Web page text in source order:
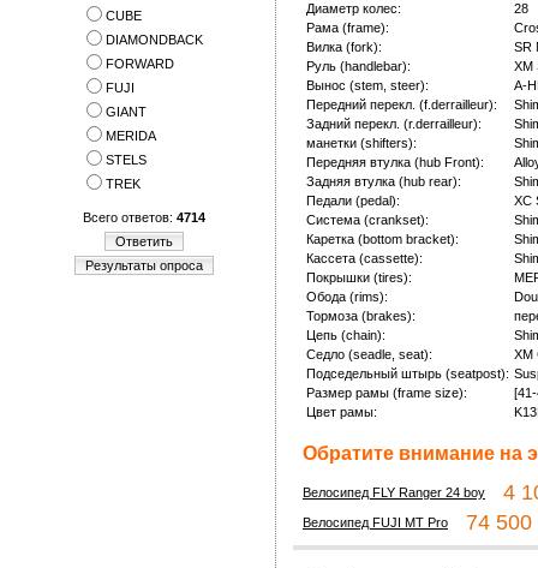
CUBE
DIAMONDBACK
FORWARD
FUJI
GIANT
MERIDA
STELS
TREK
Всего ответов: 4714
Ответить
Результаты опроса
Диаметр колес:
28
Рама (frame):
Вилка (fork):
SR
Руль (handlebar):
XM
Вынос (stem, steer):
A-
Передний перекл. (f.derrailleur):
Задний перекл. (r.derrailleur):
манетки (shifters):
Передняя втулка (hub Front):
Задняя втулка (hub rear):
Педали (pedal):
XC
Система (crankset):
Каретка (bottom bracket):
Кассета (cassette):
Покрышки (tires):
Обода (rims):
Тормоза (brakes):
Цепь (chain):
Седло (seadle, seat):
XM
Подседельный штырь (seatpost):
Размер рамы (frame size):
Цвет рамы:
Обратите внимание на
Велосипед FLY Ranger 24 boy 4
Велосипед FUJI MT Pro 74 500